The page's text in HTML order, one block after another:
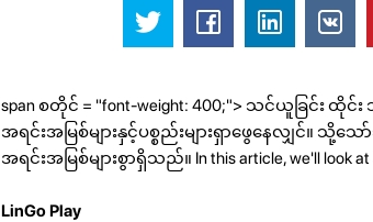
span စတိုင် = "font-weight: 400;"> သင်ယူခြင်း
အရင်းအမြစ်များနှင့်ပစ္စည်းများရှာဖွေနေလျှ
အရင်းအမြစ်များစွာရှိသည်။ In this article, we'll look at
LinGo Play